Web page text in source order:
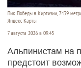
Пик Победы в Киргизии, 7439
Яндекс Карты
7 августа 2026 в 09:45
Альпинистам на
предстоит